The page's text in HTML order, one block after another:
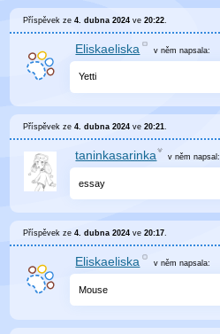
Příspěvek ze4. dubna 2024 ve20:22
Eliskaeliska v němnapsala:
Yetti
Příspěvek ze4. dubna 2024 ve20:21.
taninkasarinka v něm napsal:
essay
Příspěvek ze4. dubna 2024 ve20:17.
Eliskaeliska v němnapsala:
Mouse